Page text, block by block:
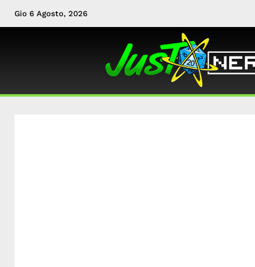
Gio 6 Agosto, 2026